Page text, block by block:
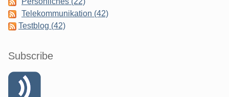
Telekommunikation (42)
Testblog (42)
Subscribe